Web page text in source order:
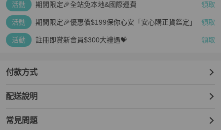
活動 期間限定🎉全站免本地&國際運費 領取
活動 期間限定🎉優惠價$199保你心安「安心購正貨鑑定」 領取
活動 註冊即賞新會員$300大禮遇💝 領取
付款方式
配送說明
常見問題